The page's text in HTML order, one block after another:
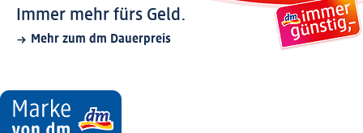
Immer mehr fürs Geld.
Mehr zum dm Dauerpreis